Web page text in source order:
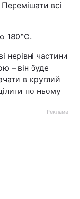
всі
180°C.
нерівні частини
– він буде
в круглий
по ньому
Реклама